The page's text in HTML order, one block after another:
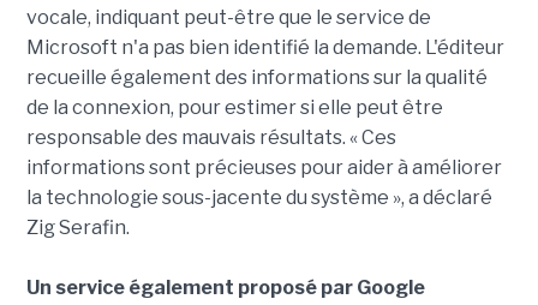
vocale, indiquant peut-être que le service de
Microsoft n'a pas bien identifié la demande. L'éditeur
recueille également des informations sur la qualité
de la connexion, pour estimer si elle peut être
responsable des mauvais résultats. « Ces
informations sont précieuses pour aider à améliorer
la technologie sous-jacente du système », a déclaré
Zig Serafin.
Un service également proposé par Google